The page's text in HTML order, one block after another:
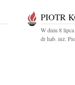
PIOTR
W dniu 8
dr hab. inż.